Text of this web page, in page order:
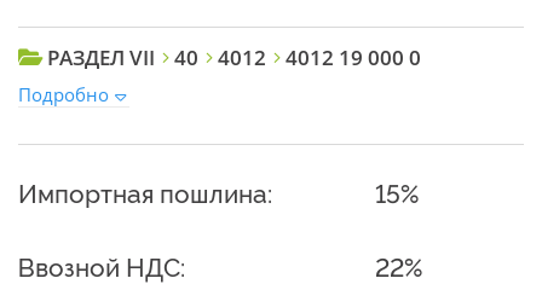
РАЗДЕЛ VII 40 4012 4012 19 000 0
Подробно
Импортная пошлина: 15%
Ввозной НДС: 22%